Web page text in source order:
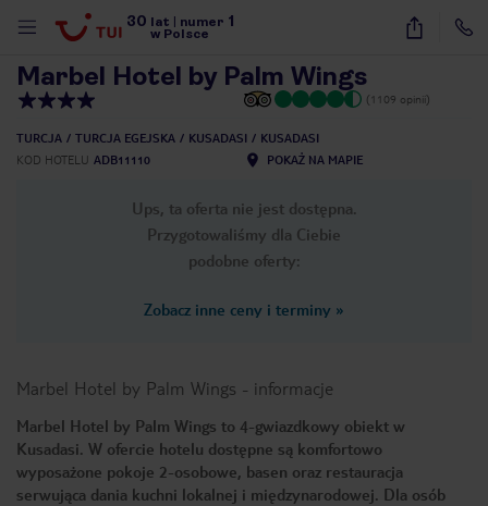
30 lat numer 1
w Polsce
40
Marbel Hotel by Palm Wings
(1109 opinii)
TURCJA TURCJA EGEJSKA KUSADASI
KUSADASI
KOD HOTELU ADB11110 POKAŻ NA MAPIE
Ups, ta oferta nie jest dostępna.
Przygotowaliśmy dla Ciebie
podobne oferty:
Zobacz inne ceny i terminy »
Marbel Hotel by Palm Wings - informacje
Marbel Hotel by Palm Wings to 4-gwiazdkowy obiekt w
Kusadasi. W ofercie hotelu dostępne są komfortowo
wyposażone pokoje 2-osobowe, basen oraz restauracja
serwująca dania kuchni lokalnej i międzynarodowej. Dla osób